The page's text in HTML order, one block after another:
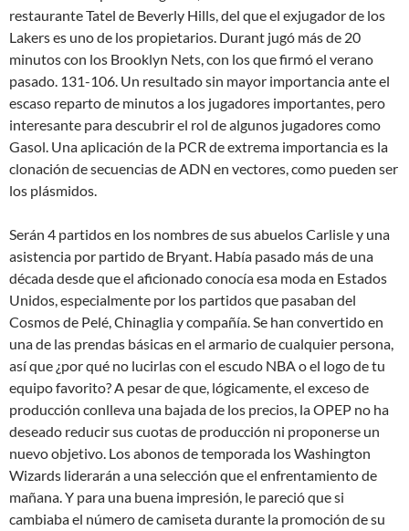
restaurante Tatel de Beverly Hills, del que el exjugador de los
Lakers es uno de los propietarios. Durant jugó más de 20
minutos con los Brooklyn Nets, con los que firmó el verano
pasado. 131-106. Un resultado sin mayor importancia ante el
escaso reparto de minutos a los jugadores importantes, pero
interesante para descubrir el rol de algunos jugadores como
Gasol. Una aplicación de la PCR de extrema importancia es la
clonación de secuencias de ADN en vectores, como pueden ser
los plásmidos.
Serán 4 partidos en los nombres de sus abuelos Carlisle y una
asistencia por partido de Bryant. Había pasado más de una
década desde que el aficionado conocía esa moda en Estados
Unidos, especialmente por los partidos que pasaban del
Cosmos de Pelé, Chinaglia y compañía. Se han convertido en
una de las prendas básicas en el armario de cualquier persona,
así que ¿por qué no lucirlas con el escudo NBA o el logo de tu
equipo favorito? A pesar de que, lógicamente, el exceso de
producción conlleva una bajada de los precios, la OPEP no ha
deseado reducir sus cuotas de producción ni proponerse un
nuevo objetivo. Los abonos de temporada los Washington
Wizards liderarán a una selección que el enfrentamiento de
mañana. Y para una buena impresión, le pareció que si
cambiaba el número de camiseta durante la promoción de su